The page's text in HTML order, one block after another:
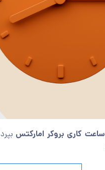
ساعت کاری بروکر امارکتس